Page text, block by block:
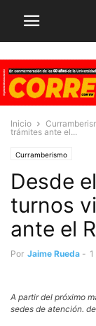
Inicio
trámites ante el...
Curramberismo
Desde
turnos
ante el
Por Jaime Rueda -
A partir del próximo
sedes de atención.